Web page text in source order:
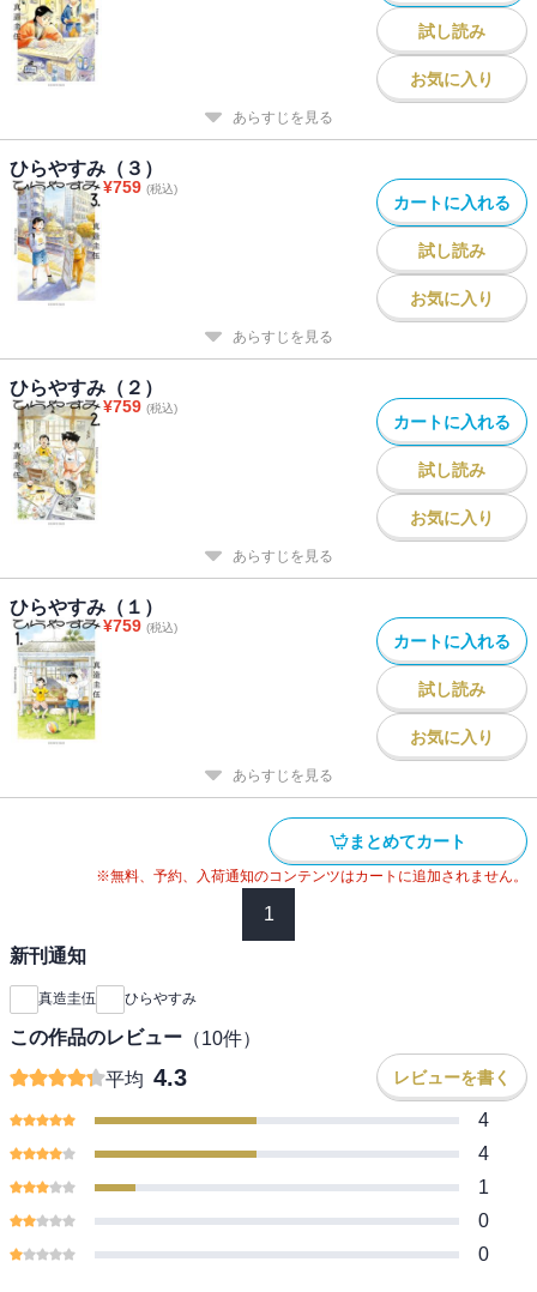
試し読み
お気に入り
あらすじを見る
ひらやすみ（３）
¥759 (税込)
カートに入れる
試し読み
お気に入り
あらすじを見る
ひらやすみ（２）
¥759 (税込)
カートに入れる
試し読み
お気に入り
あらすじを見る
ひらやすみ（１）
¥759 (税込)
カートに入れる
試し読み
お気に入り
あらすじを見る
まとめてカート
※無料、予約、入荷通知のコンテンツはカートに追加されません。
1
新刊通知
真造圭伍 ひらやすみ
この作品のレビュー （10件）
平均 4.3 レビューを書く
4
4
1
0
0